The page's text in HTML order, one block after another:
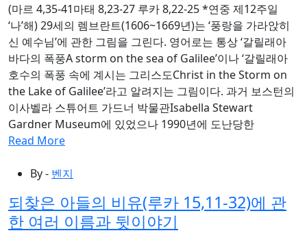
(마르 4,35-41마태 8,23-27 루카 8,22-25 *연중 제12주일
‘나’해) 29세의 렘브란트(1606~1669년)는 ‘풍랑을 가라앉히
신 예수님’에 관한 그림을 그린다. 영어로는 통상 ‘갈릴래아
바다의 폭풍A storm on the sea of Galilee’이나 ‘갈릴래아
호수의 폭풍 속에 계시는 그리스도Christ in the Storm on
the Lake of Galilee’라고 알려지는 그림이다. 과거 보스턴의
이사벨라 스튜어트 가드너 박물관Isabella Stewart
Gardner Museum에 있었으나 1990년에 도난당한
Read More
By - 벤지
되찾은 아들의 비유(루카 15,11-32)에 관
한 여러 이름과 뒷이야기